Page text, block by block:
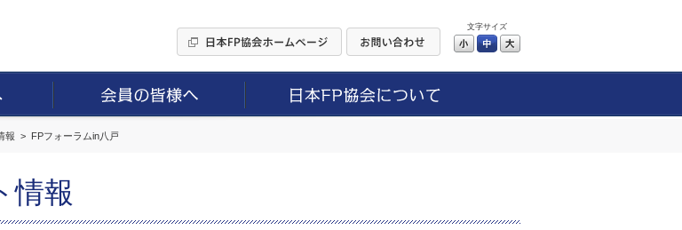
文字サイズ
小 中
報 FPフォーラムin八戸
情報